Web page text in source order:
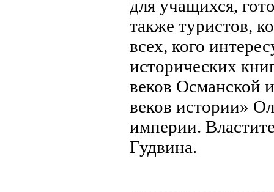
для учащихся,
также туристов,
всех, кого
исторических
веков Османской
веков истории»
империи.
Гудвина.